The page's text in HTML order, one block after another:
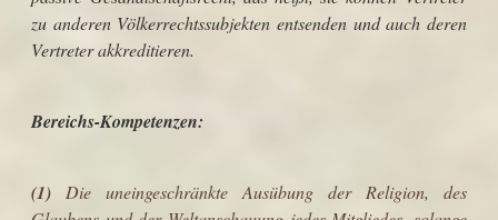
zu anderen Völkerrechtssubjekten entsenden und auch deren
Vertreter akkreditieren.
Bereichs-Kompetenzen:
(1) Die uneingeschränkte Ausübung der Religion, des